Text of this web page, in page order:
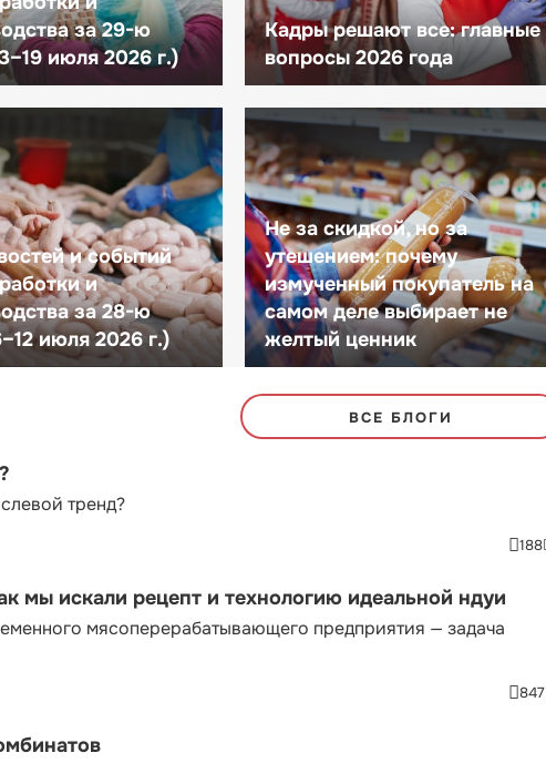
за 29-ю
июля 2026 г.)
Кадры решают все: главные
вопросы 2026 года
и событий
и
за 28-ю
июля 2026 г.)
Не за скидкой, но за
утешением: почему
измученный покупатель на
самом деле выбирает не
желтый ценник
ВСЕ БЛОГИ
тренд?
188
мы искали рецепт и технологию идеальной ндуи
мясоперерабатывающего предприятия — задача
847